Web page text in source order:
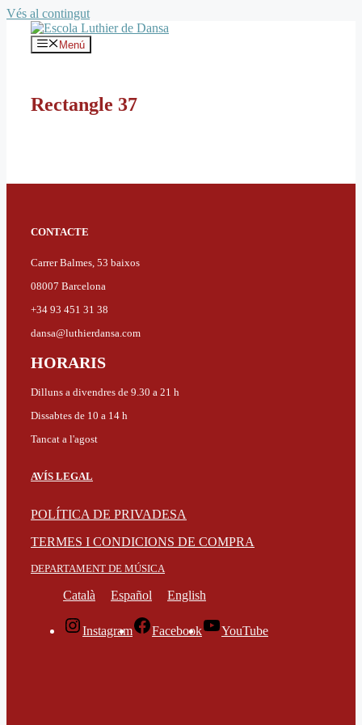
Vés al contingut
Menú
Rectangle 37
CONTACTE
Carrer Balmes, 53 baixos
08007 Barcelona
+34 93 451 31 38
dansa@luthierdansa.com
HORARIS
Dilluns a divendres de 9.30 a 21 h
Dissabtes de 10 a 14 h
Tancat a l'agost
AVÍS LEGAL
POLÍTICA DE PRIVADESA
TERMES I CONDICIONS DE COMPRA
DEPARTAMENT DE MÚSICA
Català Español English
Instagram Facebook YouTube